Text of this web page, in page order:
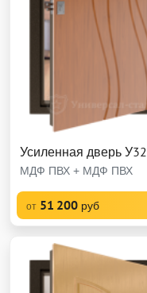
Усиленная дверь У32
МДФ ПВХ + МДФ ПВХ
от 51 200 руб